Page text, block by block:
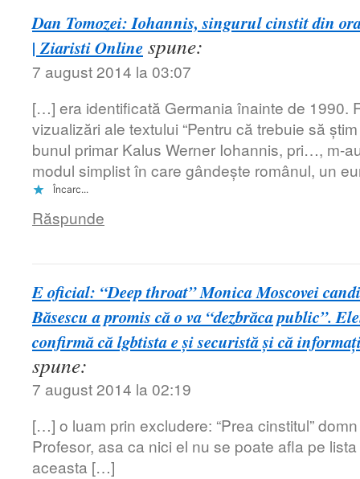
Dan Tomozei: Iohannis, singurul cinstit din
| Ziaristi Online spune:
7 august 2014 la 03:07
[…] era identificată Germania înainte de 1990.
vizualizări ale textului “Pentru că trebuie să
bunul primar Kalus Werner Iohannis, pri…, m-
modul simplist în care gândește românul, un
Încarc...
Răspunde
E oficial: “Deep throat” Monica Moscovei
Băsescu a promis că o va “dezbrăca public”.
confirmă că lgbtista e şi securistă şi că
spune:
7 august 2014 la 02:19
[…] o luam prin excludere: “Prea cinstitul”
Profesor, asa ca nici el nu se poate afla pe
aceasta […]